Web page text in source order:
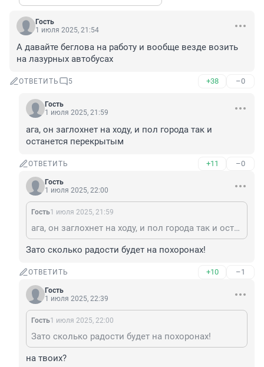
Гость
1 июля 2025, 21:54
А давайте беглова на работу и вообще везде возить
на лазурных автобусах
ОТВЕТИТЬ 5 +38 –0
Гость
1 июля 2025, 21:59
ага, он заглохнет на ходу, и пол города так и
останется перекрытым
ОТВЕТИТЬ +11 –0
Гость
1 июля 2025, 22:00
Гость1 июля 2025, 21:59
ага, он заглохнет на ходу, и пол города так и останется перекрытым
Зато сколько радости будет на похоронах!
ОТВЕТИТЬ +10 –1
Гость
1 июля 2025, 22:39
Гость1 июля 2025, 22:00
Зато сколько радости будет на похоронах!
на твоих?